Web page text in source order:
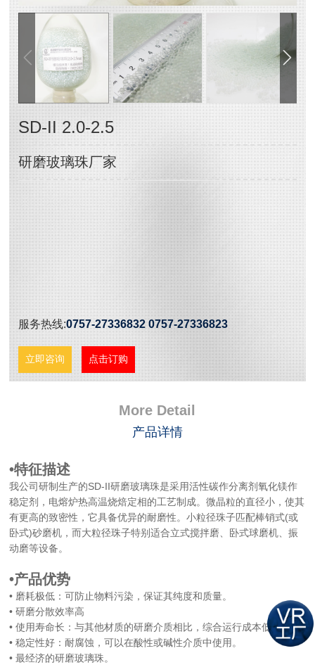
SD-II 2.0-2.5
研磨玻璃珠厂家
服务热线:0757-27336832 0757-27336823
立即咨询 点击订购
More Detail
产品详情
•特征描述
我公司研制生产的SD-II研磨玻璃珠是采用活性碳作分离剂氧化镁作
稳定剂，电熔炉热高温烧焙定相的工艺制成。微晶粒的直径小，使其
有更高的致密性，它具备优异的耐磨性。小粒径珠子匹配棒销式(或
卧式)砂磨机，而大粒径珠子特别适合立式搅拌磨、卧式球磨机、振
动磨等设备。
•产品优势
• 磨耗极低：可防止物料污染，保证其纯度和质量。
• 研磨分散效率高
• 使用寿命长：与其他材质的研磨介质相比，综合运行成本低。
• 稳定性好：耐腐蚀，可以在酸性或碱性介质中使用。
• 最经济的研磨玻璃珠。